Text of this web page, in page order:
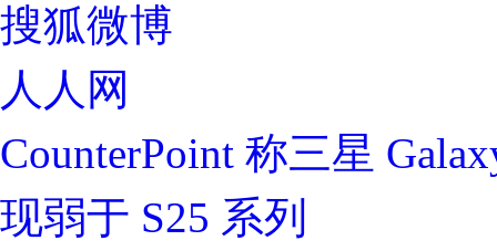
搜狐微博
人人网
CounterPoint 称三星
现弱于 S25 系列